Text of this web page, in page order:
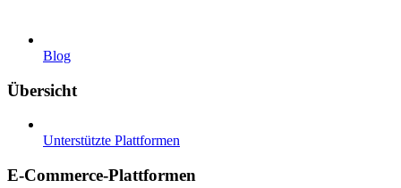
Blog
Übersicht
Unterstützte Plattformen
E-Commerce-Plattformen